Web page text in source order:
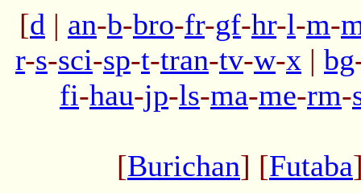
[d | an-b-bro-fr-gf-hr-l-m-
r-s-sci-sp-t-tran-tv-w-x | bg
fi-hau-jp-ls-ma-me-rm-
[Burichan] [Futaba